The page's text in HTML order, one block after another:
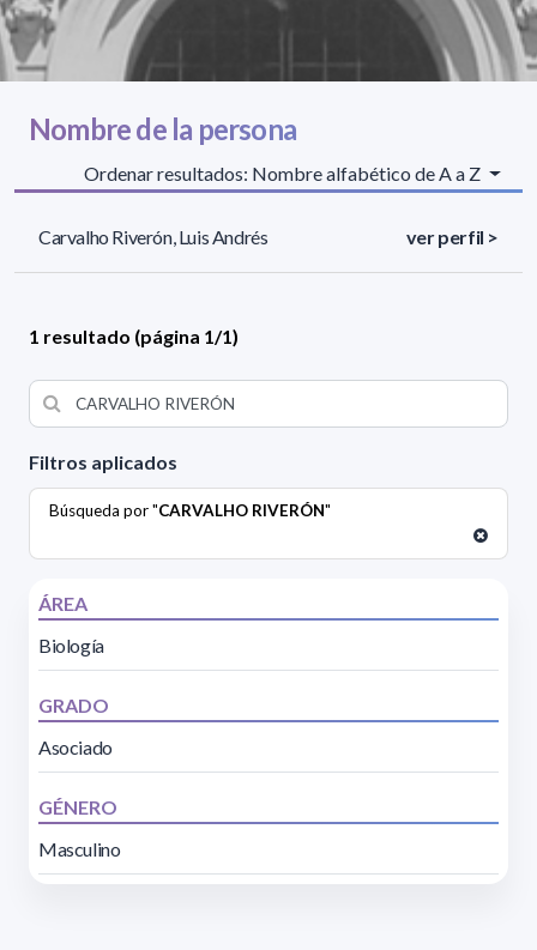
Filtros aplicados
Búsqueda por "CARVALHO RIVERÓN"
ÁREA
Biología
GRADO
Asociado
GÉNERO
Masculino
Nombre de la persona
Ordenar resultados: Nombre alfabético de A a Z
Carvalho Riverón, Luis Andrés ver perfil >
1 resultado (página 1/1)